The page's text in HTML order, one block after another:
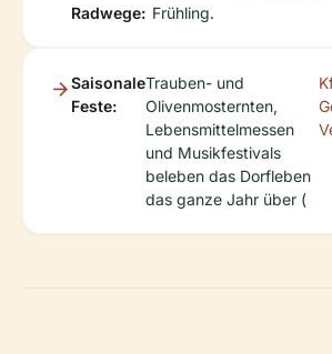
Radwege: Frühling.
Saisonale
Feste:
Trauben- und
Olivenmosternten,
Lebensmittelmessen
und Musikfestivals
beleben das Dorfleben
das ganze Jahr über (